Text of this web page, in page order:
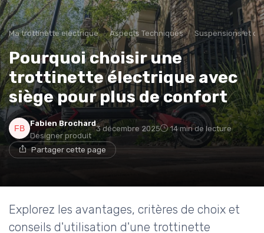
Ma trottinette electrique Aspects Techniques Suspensions et
Pourquoi choisir une
trottinette électrique avec
siège pour plus de confort
Fabien Brochard
Designer produit
3 décembre 2025 14 min de lecture
Partager cette page
Explorez les avantages, critères de choix et
conseils d'utilisation d'une trottinette